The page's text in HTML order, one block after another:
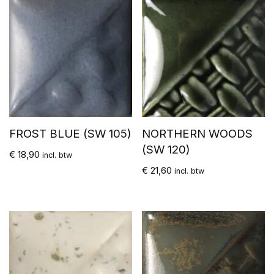
FROST BLUE (SW 105)
€ 18,90 incl. btw
NORTHERN WOODS
(SW 120)
€ 21,60 incl. btw